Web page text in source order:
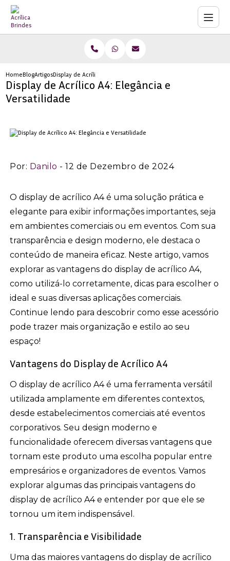
HomeBlogArtigosDisplay de Acrílico A4: Elegância e Versatilidade
Display de Acrílico A4: Elegância e
Versatilidade
Por: Danilo - 12 de Dezembro de 2024
O display de acrílico A4 é uma solução prática e
elegante para exibir informações importantes, seja
em ambientes comerciais ou em eventos. Com sua
transparência e design moderno, ele destaca o
conteúdo de maneira eficaz. Neste artigo, vamos
explorar as vantagens do display de acrílico A4,
como utilizá-lo corretamente, dicas para escolher o
ideal e suas diversas aplicações comerciais.
Continue lendo para descobrir como esse acessório
pode trazer mais organização e estilo ao seu
espaço!
Vantagens do Display de Acrílico A4
O display de acrílico A4 é uma ferramenta versátil
utilizada amplamente em diferentes contextos,
desde estabelecimentos comerciais até eventos
corporativos. Seu design moderno e
funcionalidade oferecem diversas vantagens que
tornam este produto uma escolha popular entre
empresários e organizadores de eventos. Vamos
explorar algumas das principais vantagens do
display de acrílico A4 e entender por que ele se
tornou um item indispensável.
1. Transparência e Visibilidade
Uma das maiores vantagens do display de acrílico